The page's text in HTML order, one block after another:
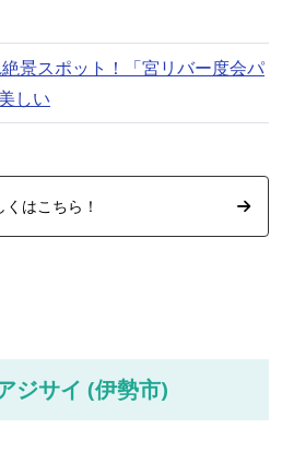
景スポット！「宮リバー度会パ
しい
くはこちら！
ジサイ (伊勢市)